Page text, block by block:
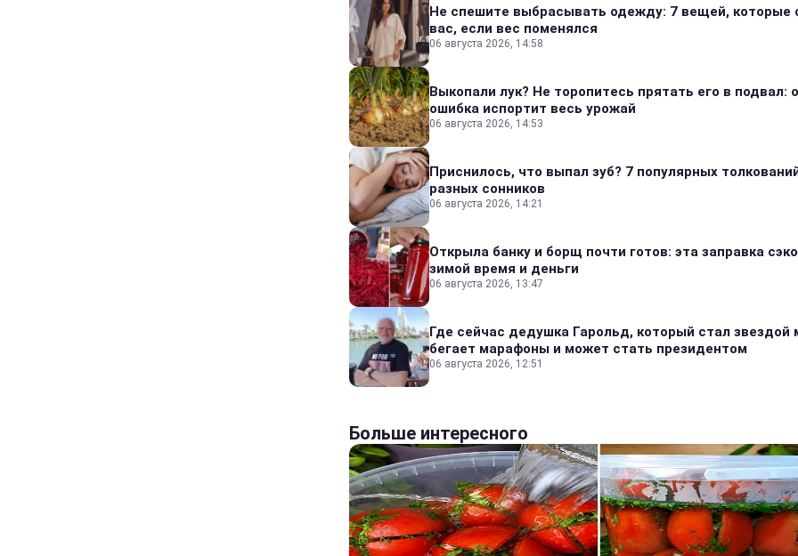
Не спешите выбрасывать одежду: 7 вещей, которые
вас, если вес поменялся
06 августа 2026, 14:58
Выкопали лук? Не торопитесь прятать его в подвал:
ошибка испортит весь урожай
06 августа 2026, 14:53
Приснилось, что выпал зуб? 7 популярных
разных сонников
06 августа 2026, 14:21
Открыла банку и борщ почти готов: эта заправка
зимой время и деньги
06 августа 2026, 13:47
Где сейчас дедушка Гарольд, который стал звездой
бегает марафоны и может стать президентом
06 августа 2026, 12:51
Больше интересного